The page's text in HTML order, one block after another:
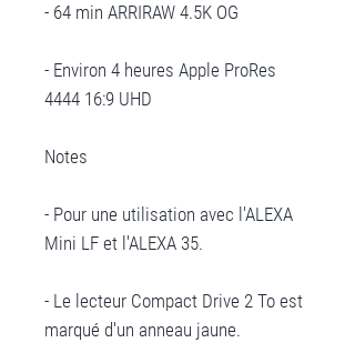
- 64 min ARRIRAW 4.5K OG
- Environ 4 heures Apple ProRes
4444 16:9 UHD
Notes
- Pour une utilisation avec l'ALEXA
Mini LF et l'ALEXA 35.
- Le lecteur Compact Drive 2 To est
marqué d'un anneau jaune.